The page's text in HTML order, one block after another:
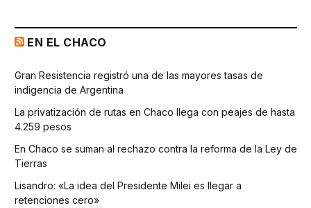
EN EL CHACO
Gran Resistencia registró una de las mayores tasas de
indigencia de Argentina
La privatización de rutas en Chaco llega con peajes de hasta
4.259 pesos
En Chaco se suman al rechazo contra la reforma de la Ley de
Tierras
Lisandro: «La idea del Presidente Milei es llegar a
retenciones cero»